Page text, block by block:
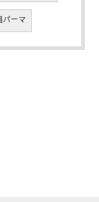
パーマ